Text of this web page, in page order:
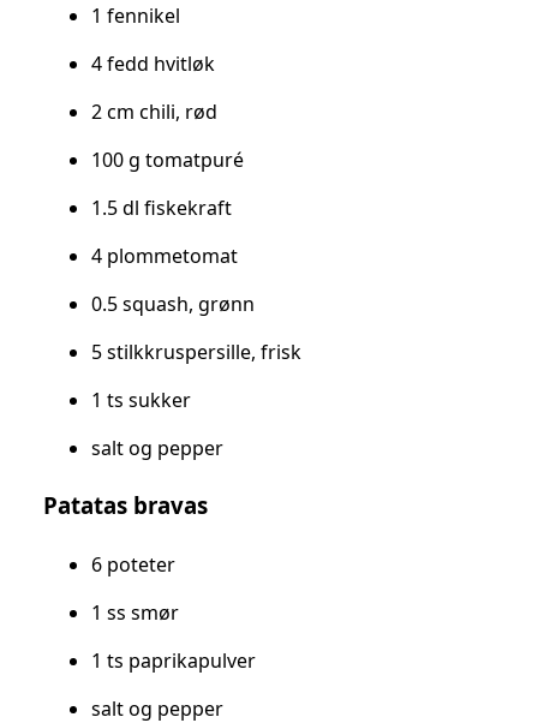
1 fennikel
4 fedd hvitløk
2 cm chili, rød
100 g tomatpuré
1.5 dl fiskekraft
4 plommetomat
0.5 squash, grønn
5 stilkkruspersille, frisk
1 ts sukker
salt og pepper
Patatas bravas
6 poteter
1 ss smør
1 ts paprikapulver
salt og pepper